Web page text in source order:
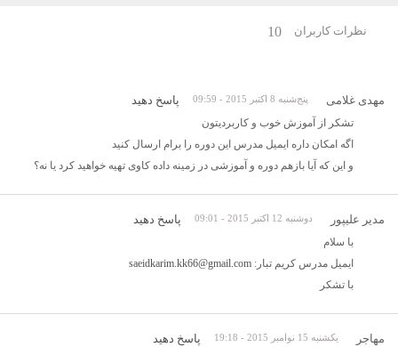
نظرات کاربران 10
مهدی غلامی پنج‌شنبه 8 اکتبر 2015 - 09:59 پاسخ دهید
تشکر از آموزش خوب و کاربردیتون
اگه امکان داره ایمیل مدرس این دوره را برام ارسال کنید
و این که آیا بازهم دوره و آموزشی در زمینه داده کاوی تهیه خواهید کرد یا نه؟
مدیر علیپور دوشنبه 12 اکتبر 2015 - 09:01 پاسخ دهید
با سلام
ایمیل مدرس کریم تبار: saeidkarim.kk66@gmail.com
با تشکر
مهاجر یکشنبه 15 نوامبر 2015 - 19:18 پاسخ دهید